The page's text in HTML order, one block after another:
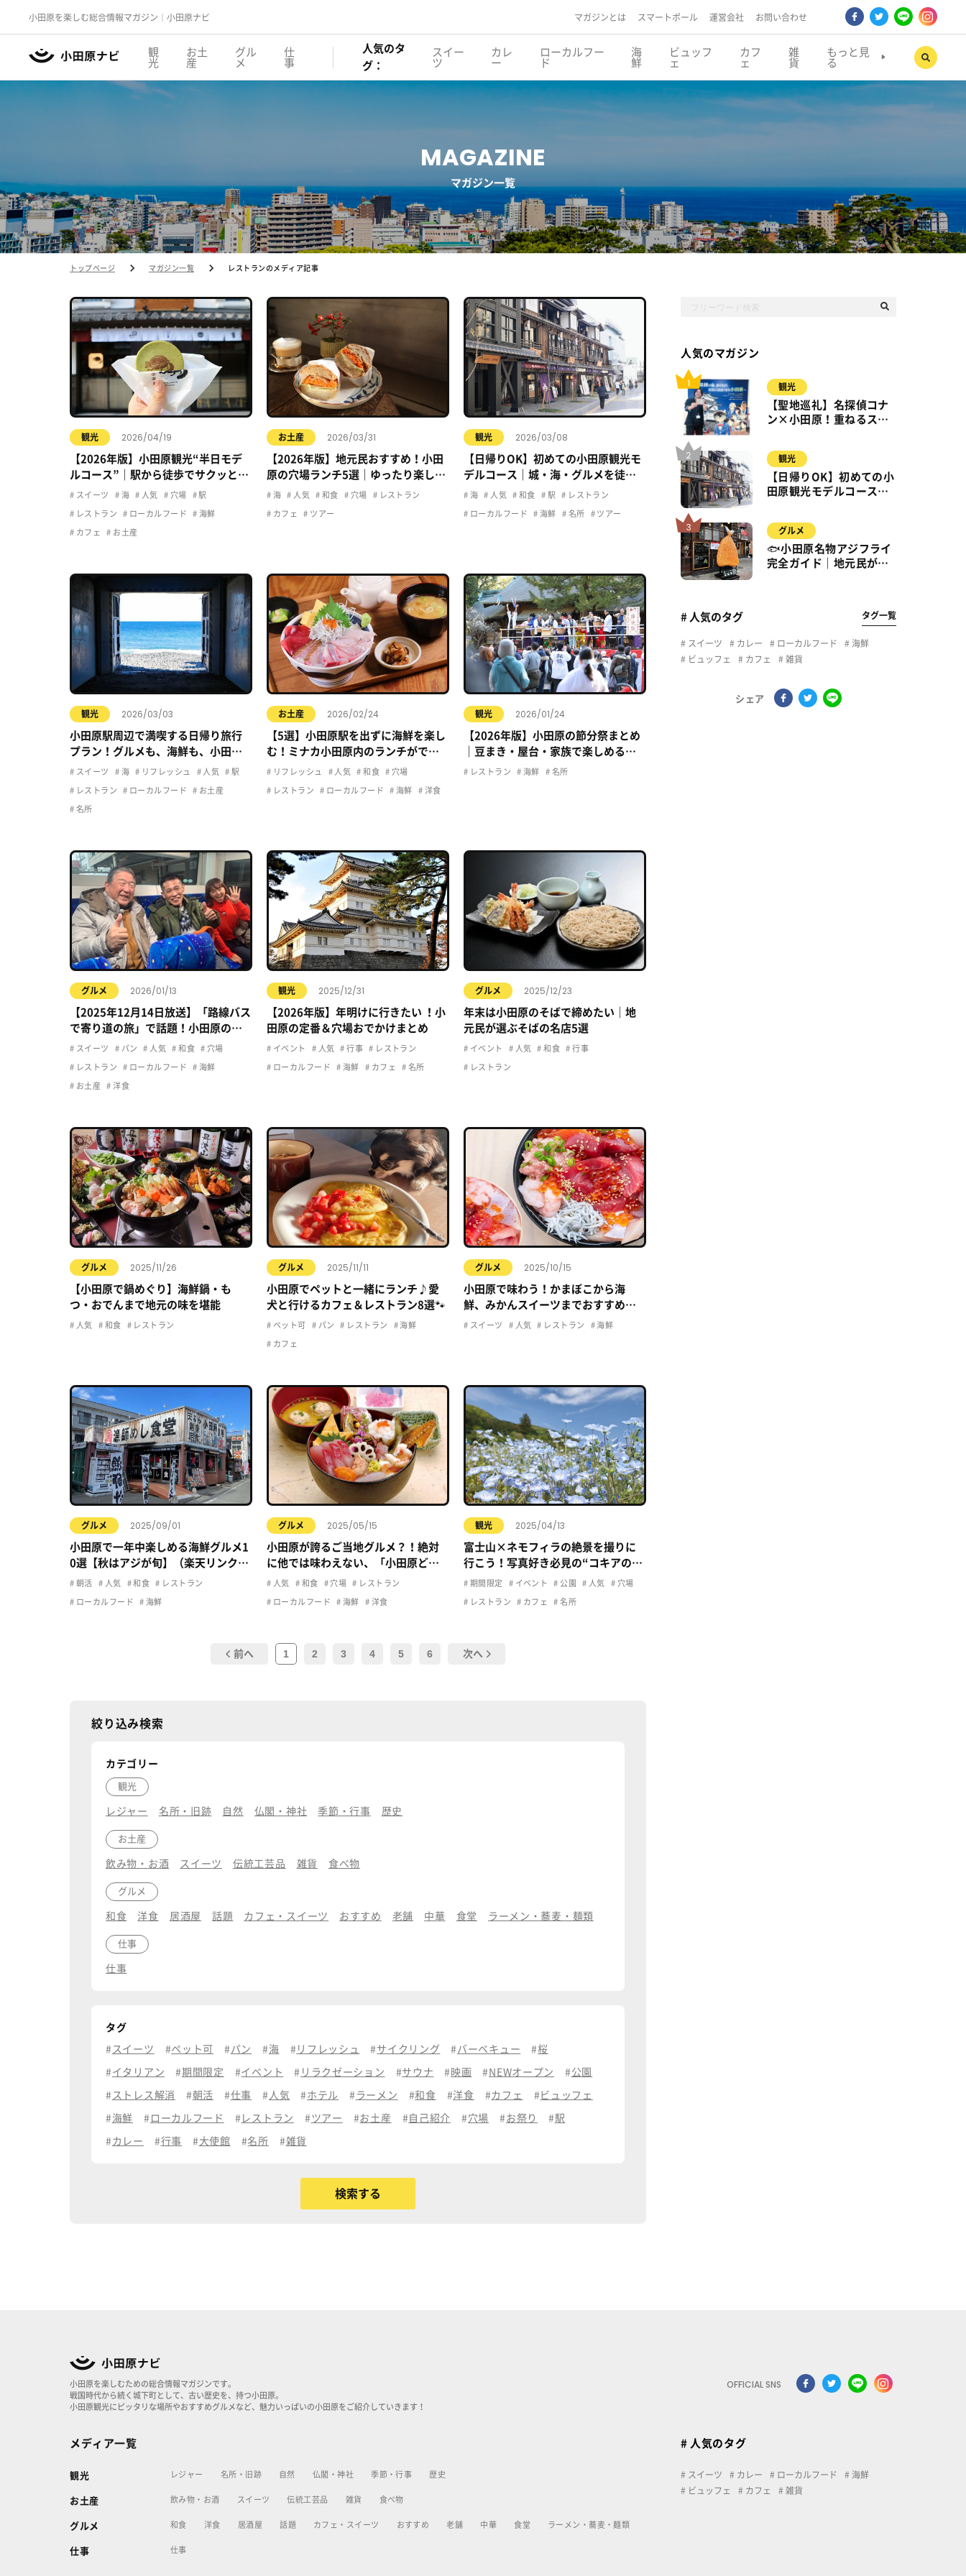
小田原を楽しむ総合情報マガジン｜小田原ナビ マガジンとは スマートポール 運営会社 お問い合わせ
観
光
お土
産
グル
メ
仕
事
人気のタ
グ：
スイー
ツ
カレ
ー
ローカルフー
ド
海
鮮
ビュッフ
ェ
カフ
ェ
雑
貨
もっと見
る
MAGAZINE
マガジン一覧
トップページ マガジン一覧 レストランのメディア記事
観光 2026/04/19
【2026年版】小田原観光“半日モデ
ルコース”｜駅から徒歩でサクッと楽
しむおすすめプラン
スイーツ 海 人気 穴場 駅
レストラン ローカルフード 海鮮
カフェ お土産
お土産 2026/03/31
【2026年版】地元民おすすめ！小田
原の穴場ランチ5選｜ゆったり楽しめ
る名店まとめ
海 人気 和食 穴場 レストラン
カフェ ツアー
観光 2026/03/08
【日帰りOK】初めての小田原観光モ
デルコース｜城・海・グルメを徒歩
で満喫
海 人気 和食 駅 レストラン
ローカルフード 海鮮 名所 ツアー
観光 2026/03/03
小田原駅周辺で満喫する日帰り旅行
プラン！グルメも、海鮮も、小田原
の魅力をギュっと詰め込みました！
スイーツ 海 リフレッシュ 人気 駅
レストラン ローカルフード お土産
名所
お土産 2026/02/24
【5選】小田原駅を出ずに海鮮を楽し
む！ミナカ小田原内のランチができ
るお店を徹底紹介しちゃいます！
リフレッシュ 人気 和食 穴場
レストラン ローカルフード 海鮮 洋食
観光 2026/01/24
【2026年版】小田原の節分祭まとめ
｜豆まき・屋台・家族で楽しめる神
社情報
レストラン 海鮮 名所
グルメ 2026/01/13
【2025年12月14日放送】「路線バス
で寄り道の旅」で話題！小田原の立
ち寄りグルメ
スイーツ パン 人気 和食 穴場
レストラン ローカルフード 海鮮
お土産 洋食
観光 2025/12/31
【2026年版】年明けに行きたい ！小
田原の定番＆穴場おでかけまとめ
イベント 人気 行事 レストラン
ローカルフード 海鮮 カフェ 名所
グルメ 2025/12/23
年末は小田原のそばで締めたい｜地
元民が選ぶそばの名店5選
イベント 人気 和食 行事
レストラン
グルメ 2025/11/26
【小田原で鍋めぐり】海鮮鍋・も
つ・おでんまで地元の味を堪能
人気 和食 レストラン
グルメ 2025/11/11
小田原でペットと一緒にランチ♪愛
犬と行けるカフェ＆レストラン8選🐾
ペット可 パン レストラン 海鮮
カフェ
グルメ 2025/10/15
小田原で味わう！かまぼこから海
鮮、みかんスイーツまでおすすめグ
ルメ5選
スイーツ 人気 レストラン 海鮮
グルメ 2025/09/01
小田原で一年中楽しめる海鮮グルメ1
0選【秋はアジが旬】（楽天リンク＆
関連記事付き）
朝活 人気 和食 レストラン
ローカルフード 海鮮
グルメ 2025/05/15
小田原が誇るご当地グルメ？！絶対
に他では味わえない、「小田原ど
ん」についてご紹介！
人気 和食 穴場 レストラン
ローカルフード 海鮮 洋食
観光 2025/04/13
富士山×ネモフィラの絶景を撮りに
行こう！写真好き必見の“コキアの
里”春散歩【小田原の穴場スポット】
期間限定 イベント 公園 人気 穴場
レストラン カフェ 名所
前へ 1 2 3 4 5 6 次へ
絞り込み検索
カテゴリー
観光
レジャー 名所・旧跡 自然 仏閣・神社 季節・行事 歴史
お土産
飲み物・お酒 スイーツ 伝統工芸品 雑貨 食べ物
グルメ
和食 洋食 居酒屋 話題 カフェ・スイーツ おすすめ 老舗 中華 食堂 ラーメン・蕎麦・麺類
仕事
仕事
タグ
スイーツ ペット可 パン 海 リフレッシュ サイクリング バーベキュー 桜
イタリアン 期間限定 イベント リラクゼーション サウナ 映画 NEWオープン 公園
ストレス解消 朝活 仕事 人気 ホテル ラーメン 和食 洋食 カフェ ビュッフェ
海鮮 ローカルフード レストラン ツアー お土産 自己紹介 穴場 お祭り 駅
カレー 行事 大使館 名所 雑貨
人気のマガジン
観光
【聖地巡礼】名探偵コナ
ン×小田原！重ねるスタ
で】小田原・箱根・湯河
原
観光
【日帰りOK】初めての小
田原観光モデルコース｜
満喫
グルメ
🐟小田原名物アジフライ
完全ガイド｜地元民が通
# 人気のタグ タグ一覧
スイーツ カレー ローカルフード
海鮮
ビュッフェ
カフェ 雑貨
シェア
小田原を楽しむための総合情報マガジンです。
戦国時代から続く城下町として、古い歴史を、持つ小田原。
小田原観光にピッタリな場所やおすすめグルメなど、魅力いっぱいの小田原をご紹介していきます！
OFFICIAL SNS
メディア一覧
観光 レジャー 名所・旧跡 自然 仏閣・神社 季節・行事 歴史
お土産 飲み物・お酒 スイーツ 伝統工芸品 雑貨 食べ物
グルメ 和食 洋食 居酒屋 話題 カフェ・スイーツ おすすめ 老舗 中華 食堂 ラーメン・蕎麦・麺類
仕事 仕事
# 人気のタグ
スイーツ カレー ローカルフード
海鮮
ビュッフェ
カフェ 雑貨